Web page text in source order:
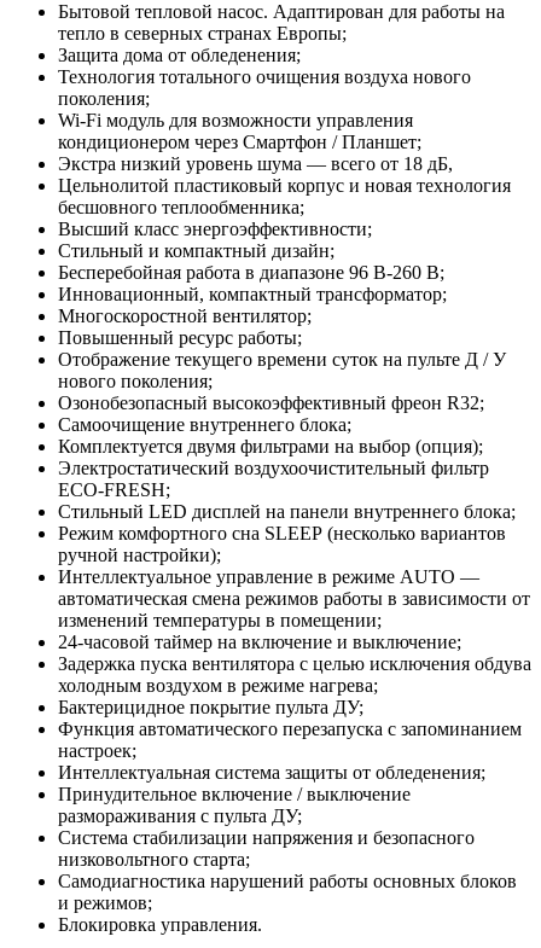
Бытовой тепловой насос. Адаптирован для работы на
тепло в северных странах Европы;
Защита дома от обледенения;
Технология тотального очищения воздуха нового
поколения;
Wi-Fi модуль для возможности управления
кондиционером через Смартфон / Планшет;
Экстра низкий уровень шума — всего от 18 дБ,
Цельнолитой пластиковый корпус и новая технология
бесшовного теплообменника;
Высший класс энергоэффективности;
Стильный и компактный дизайн;
Бесперебойная работа в диапазоне 96 В-260 В;
Инновационный, компактный трансформатор;
Многоскоростной вентилятор;
Повышенный ресурс работы;
Отображение текущего времени суток на пульте Д / У
нового поколения;
Озонобезопасный высокоэффективный фреон R32;
Самоочищение внутреннего блока;
Комплектуется двумя фильтрами на выбор (опция);
Электростатический воздухоочистительный фильтр
ЕСО-FRESH;
Стильный LED дисплей на панели внутреннего блока;
Режим комфортного сна SLЕЕР (несколько вариантов
ручной настройки);
Интеллектуальное управление в режиме AUTO —
автоматическая смена режимов работы в зависимости от
изменений температуры в помещении;
24-часовой таймер на включение и выключение;
Задержка пуска вентилятора с целью исключения обдува
холодным воздухом в режиме нагрева;
Бактерицидное покрытие пульта ДУ;
Функция автоматического перезапуска с запоминанием
настроек;
Интеллектуальная система защиты от обледенения;
Принудительное включение / выключение
размораживания с пульта ДУ;
Система стабилизации напряжения и безопасного
низковольтного старта;
Самодиагностика нарушений работы основных блоков
и режимов;
Блокировка управления.